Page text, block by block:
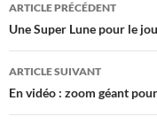
des
articles
ARTICLE PRÉCÉDENT
Une Super Lune pour le
ARTICLE SUIVANT
En vidéo : zoom géant